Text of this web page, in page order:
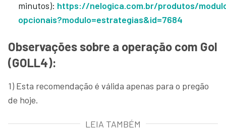
minutos): https://nelogica.com.br/produtos/
opcionais?modulo=estrategias&id=7684
Observações sobre a operação com Gol
(GOLL4):
1) Esta recomendação é válida apenas para o pregão
de hoje.
LEIA TAMBÉM